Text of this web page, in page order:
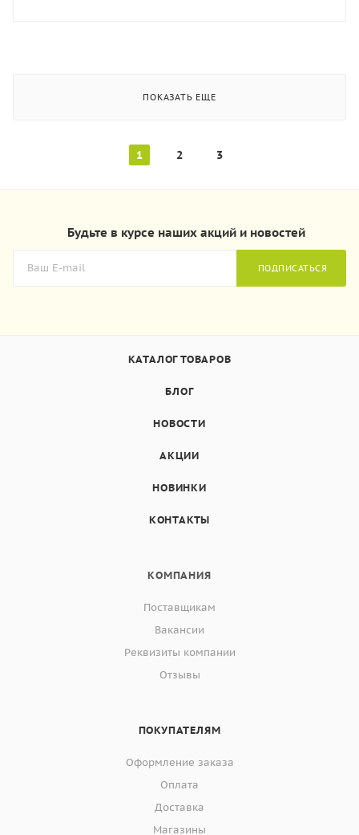
ПОКАЗАТЬ ЕЩЕ
1 2 3
Будьте в курсе наших акций и новостей
ПОДПИСАТЬСЯ
КАТАЛОГ ТОВАРОВ
БЛОГ
НОВОСТИ
АКЦИИ
НОВИНКИ
КОНТАКТЫ
КОМПАНИЯ
Поставщикам
Вакансии
Реквизиты компании
Отзывы
ПОКУПАТЕЛЯМ
Оформление заказа
Оплата
Доставка
Магазины